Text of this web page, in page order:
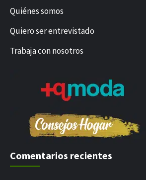
Quiénes somos
Quiero ser entrevistado
Trabaja con nosotros
Comentarios recientes